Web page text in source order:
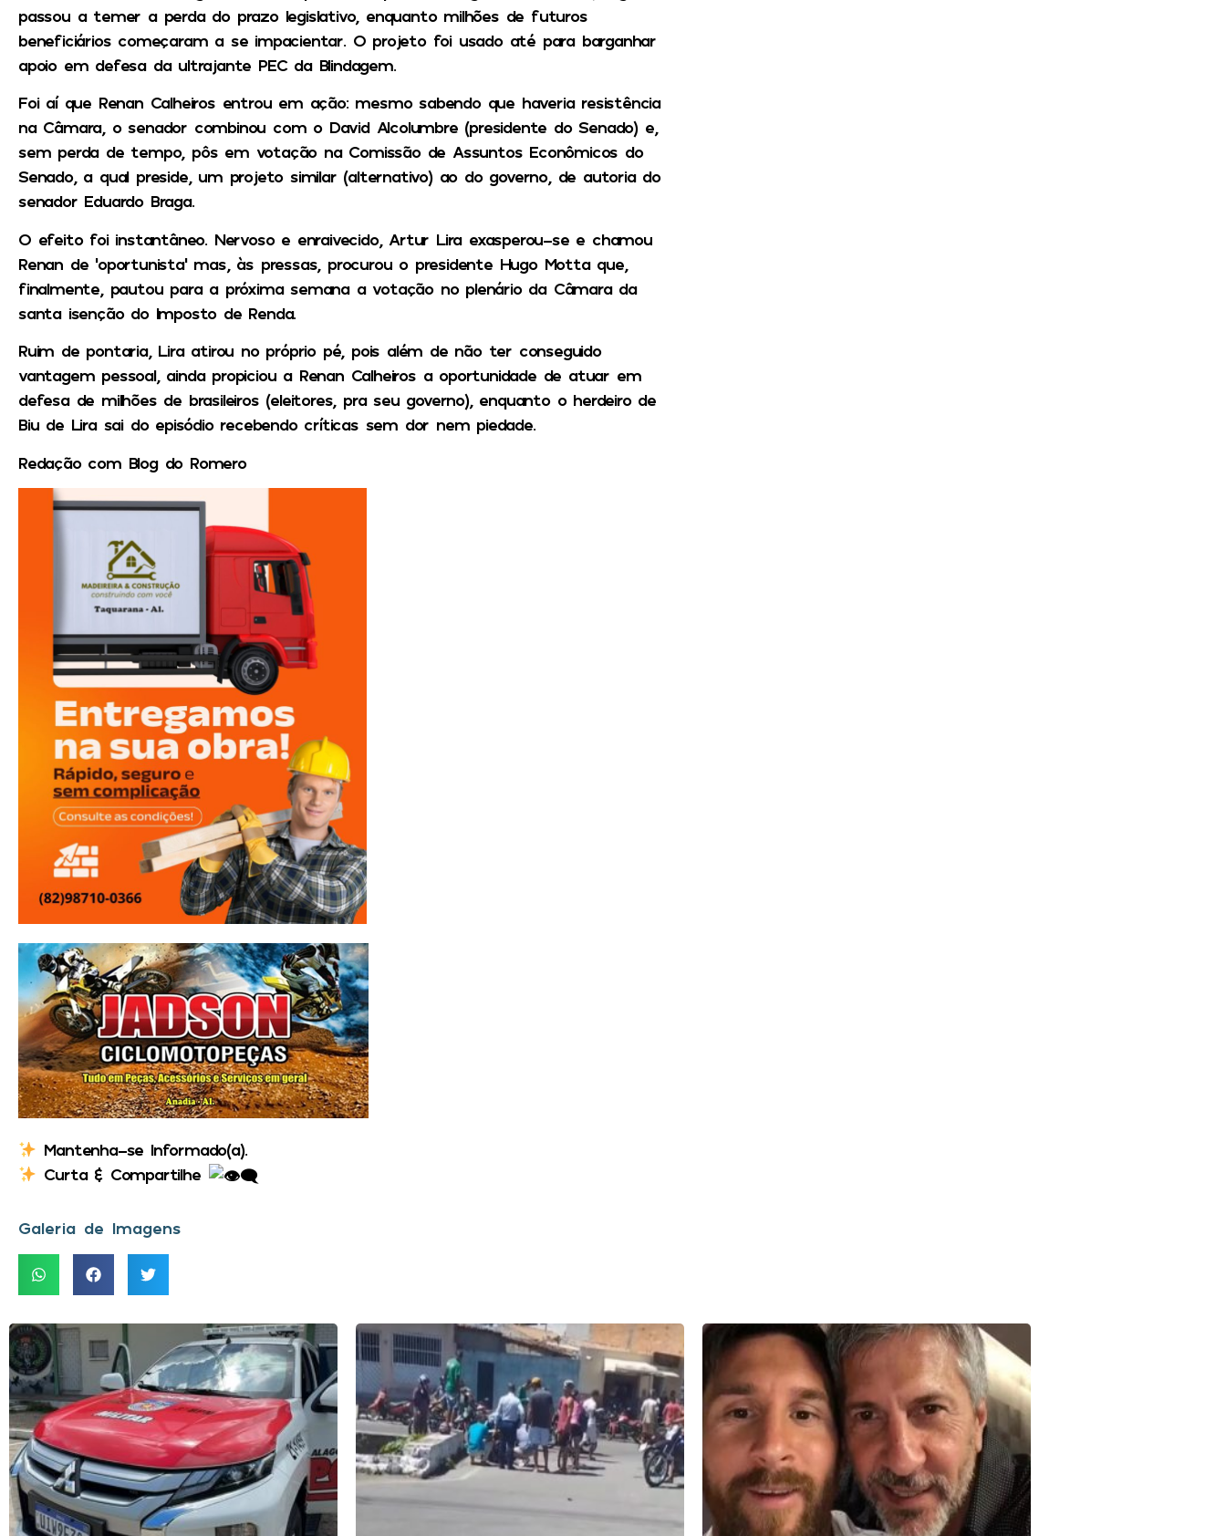
passou a temer a perda do prazo legislativo, enquanto milhões de futuros
beneficiários começaram a se impacientar. O projeto foi usado até para barganhar
apoio em defesa da ultrajante PEC da Blindagem.
Foi aí que Renan Calheiros entrou em ação: mesmo sabendo que haveria resistência
na Câmara, o senador combinou com o David Alcolumbre (presidente do Senado) e,
sem perda de tempo, pôs em votação na Comissão de Assuntos Econômicos do
Senado, a qual preside, um projeto similar (alternativo) ao do governo, de autoria do
senador Eduardo Braga.
O efeito foi instantâneo. Nervoso e enraivecido, Artur Lira exasperou-se e chamou
Renan de ‘oportunista’ mas, às pressas, procurou o presidente Hugo Motta que,
finalmente, pautou para a próxima semana a votação no plenário da Câmara da
santa isenção do Imposto de Renda.
Ruim de pontaria, Lira atirou no próprio pé, pois além de não ter conseguido
vantagem pessoal, ainda propiciou a Renan Calheiros a oportunidade de atuar em
defesa de milhões de brasileiros (eleitores, pra seu governo), enquanto o herdeiro de
Biu de Lira sai do episódio recebendo críticas sem dor nem piedade.
Redação com Blog do Romero
Mantenha-se Informado(a).
Curta & Compartilhe
Galeria de Imagens